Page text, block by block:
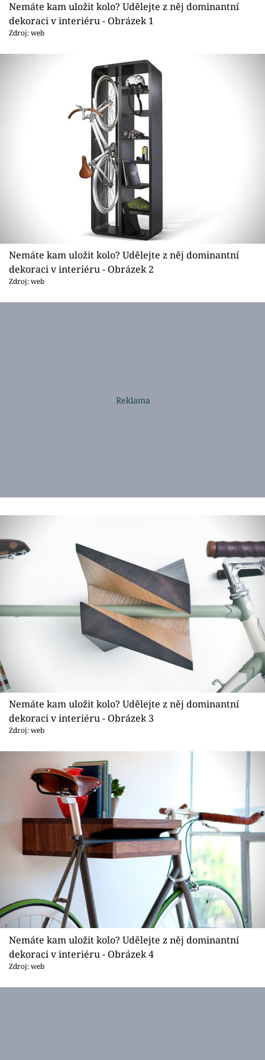
Přihlášení
Nemáte kam uložit kolo? Udělejte z něj dominantní
dekoraci v interiéru - Obrázek 1
Zdroj: web
Nemáte kam uložit kolo? Udělejte z něj dominantní
dekoraci v interiéru - Obrázek 2
Zdroj: web
Nemáte kam uložit kolo? Udělejte z něj dominantní
dekoraci v interiéru - Obrázek 3
Zdroj: web
Nemáte kam uložit kolo? Udělejte z něj dominantní
dekoraci v interiéru - Obrázek 4
Zdroj: web